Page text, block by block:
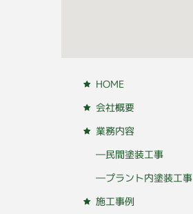
HOME
会社概要
業務内容
―民間塗装工事
―プラント内塗装工事
施工事例